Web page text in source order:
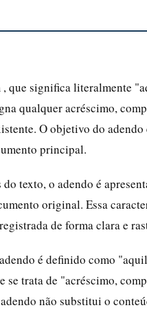
que significa literalmente
qualquer acréscimo,
O objetivo do
principal.
texto, o adendo é
original. Essa
de forma clara e
é definido como
se trata de "acréscimo,
não substitui o